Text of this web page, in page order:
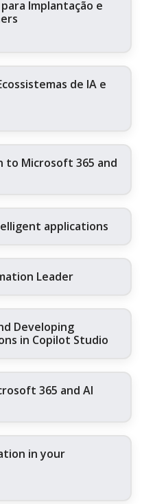
Implantação e
de IA e
to Microsoft 365 and
applications
Leader
Developing
in Copilot Studio
365 and AI
in your